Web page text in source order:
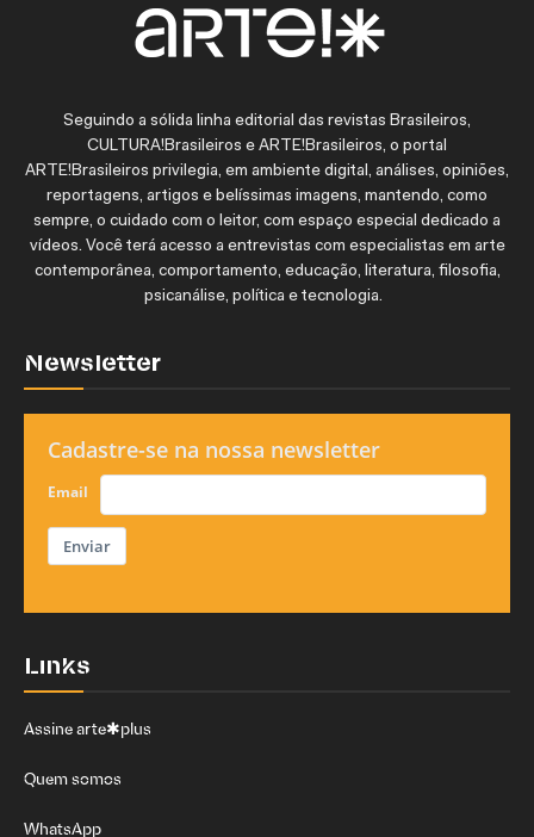
Seguindo a sólida linha editorial das revistas Brasileiros,
CULTURA!Brasileiros e ARTE!Brasileiros, o portal
ARTE!Brasileiros privilegia, em ambiente digital, análises, opiniões,
reportagens, artigos e belíssimas imagens, mantendo, como
sempre, o cuidado com o leitor, com espaço especial dedicado a
vídeos. Você terá acesso a entrevistas com especialistas em arte
contemporânea, comportamento, educação, literatura, filosofia,
psicanálise, política e tecnologia.
Newsletter
Cadastre-se na nossa newsletter
Email
Enviar
Links
Assine arte✱plus
Quem somos
WhatsApp